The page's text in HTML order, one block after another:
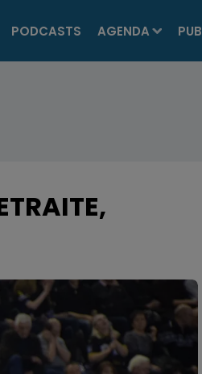
PODCASTS AGENDA PUB